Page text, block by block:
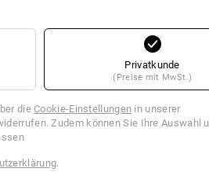
Privatkunde
(Preise mit MwSt.)
dieCookie-Einstellungen in unserer
Zudem können Sie Ihre Auswahl
.